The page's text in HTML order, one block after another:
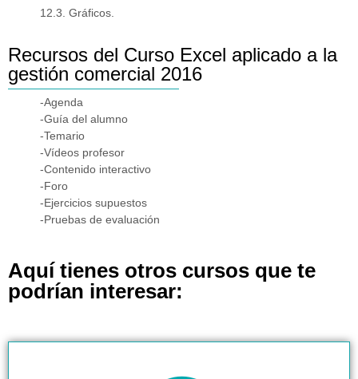
12.3. Gráficos.
Recursos del Curso Excel aplicado a la
gestión comercial 2016
-Agenda
-Guía del alumno
-Temario
-Vídeos profesor
-Contenido interactivo
-Foro
-Ejercicios supuestos
-Pruebas de evaluación
Aquí tienes otros cursos que te
podrían interesar: